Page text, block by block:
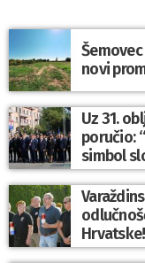
novi
Uz 31.
poručio:
simbol
Hrvatske!